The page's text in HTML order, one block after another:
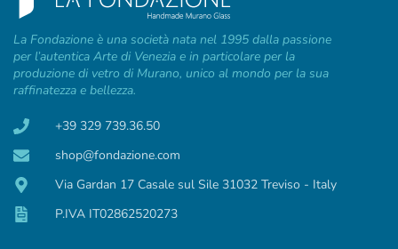
La Fondazione è una società nata nel 1995 dalla passione
per l’autentica Arte di Venezia e in particolare per la
produzione di vetro di Murano, unico al mondo per la sua
raffinatezza e bellezza.
+39 329 739.36.50
shop@fondazione.com
Via Gardan 17 Casale sul Sile 31032 Treviso - Italy
P.IVA IT02862520273